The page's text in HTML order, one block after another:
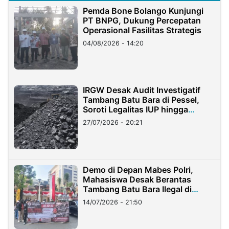
Pemda Bone Bolango Kunjungi
PT BNPG, Dukung Percepatan
Operasional Fasilitas Strategis
04/08/2026 - 14:20
IRGW Desak Audit Investigatif
Tambang Batu Bara di Pessel,
Soroti Legalitas IUP hingga
Stockpile
27/07/2026 - 20:21
Demo di Depan Mabes Polri,
Mahasiswa Desak Berantas
Tambang Batu Bara Ilegal di
Lampung
14/07/2026 - 21:50